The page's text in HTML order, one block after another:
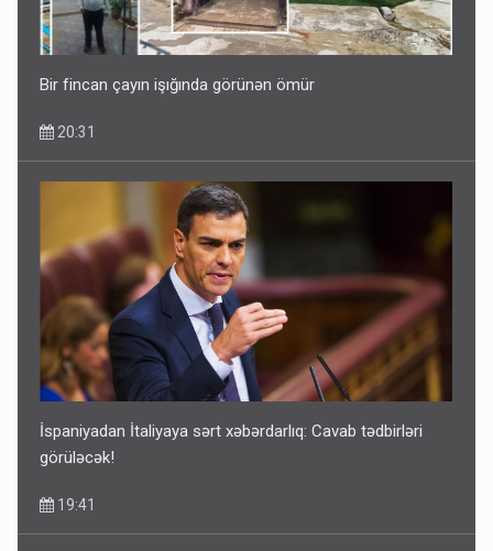
Bir fincan çayın işığında görünən ömür
20:31
İspaniyadan İtaliyaya sərt xəbərdarlıq: Cavab tədbirləri
görüləcək!
19:41